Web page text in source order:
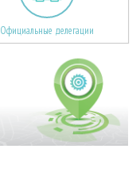
Официальные делегации